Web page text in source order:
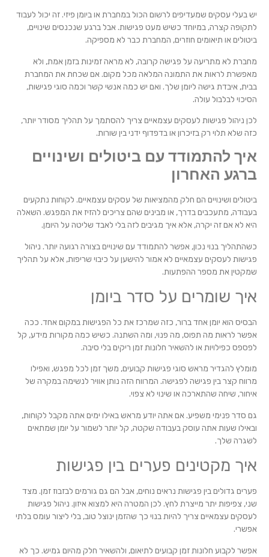
יש בעלי עסקים שמעדיפים לרשום הכול במחברת או ביומן פיזי. זה יכול לעבוד
לתקופה קצרה, במיוחד כשיש מעט פגישות. אבל ברגע שנכנסים שינויים,
ביטולים או תיאומים חוזרים, המחברת כבר לא מספיקה.
מחברת לא מתריעה על פגישה קרובה, לא מראה זמינות בזמן אמת, ולא
מאפשרת לראות את התמונה המלאה מכל מקום. אם שכחת את המחברת
בבית, איבדת גישה ליומן שלך. ואם יש כמה אנשי קשר וכמה סוגי פגישות,
הסיכוי לבלבול עולה.
לכן ניהול פגישות לעסקים עצמאיים צריך להסתמך על תהליך מסודר יותר,
כזה שלא תלוי רק בזיכרון או בדפדוף ידני בין שורות.
איך להתמודד עם ביטולים ושינויים
ברגע האחרון
ביטולים ושינויים הם חלק מהמציאות של עסקים עצמאיים. לקוחות נתקעים
בעבודה, מתעכבים בדרך, או מבינים שהם צריכים להזיז את המפגש. השאלה
היא לא אם זה יקרה, אלא איך מגיבים לזה בלי לאבד שליטה על היומן.
כשהתהליך בנוי נכון, אפשר להתמודד עם שינויים בצורה רגועה יותר. ניהול
פגישות לעסקים עצמאיים לא אמור להישען על כיבוי שריפות, אלא על תהליך
שמקטין את מספר ההפתעות.
איך שומרים על סדר ביומן
הבסיס הוא יומן אחד ברור, כזה שמרכז את כל הפגישות במקום אחד. ככה
אפשר לראות מה תפוס, מה פנוי, ומה השתנה. כשיש כמה מקורות מידע, קל
לפספס כפילויות או להשאיר חלונות זמן ריקים בלי סיבה.
מומלץ להגדיר מראש סוגי פגישות קבועים, משך זמן לכל מפגש, ואפילו
מרווח קצר בין פגישה לפגישה. המרווח הזה נותן אוויר לנשימה במקרה של
איחור, שיחה שהתארכה או שינוי לא צפוי.
גם סדר פנימי משפיע. אם אתה יודע מראש באילו ימים אתה מקבל לקוחות,
ובאילו שעות אתה עוסק בעבודה שקטה, קל יותר לשמור על יומן שמתאים
לשגרה שלך.
איך מקטינים פערים בין פגישות
פערים גדולים בין פגישות נראים נוחים, אבל הם גם גורמים לבזבוז זמן. מצד
שני, צפיפות יתר מייצרת לחץ. לכן המטרה היא למצוא איזון. ניהול פגישות
לעסקים עצמאיים צריך להיות בנוי כך שהזמן ינוצל טוב, בלי ליצור עומס בלתי
אפשרי.
אפשר לקבוע חלונות זמן קבועים לתיאום, ולהשאיר חלק מהיום גמיש. כך לא